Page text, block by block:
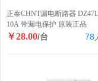
正泰CHNT漏电断路器
10A 带漏电保护 原装正品
￥28.00/台 78